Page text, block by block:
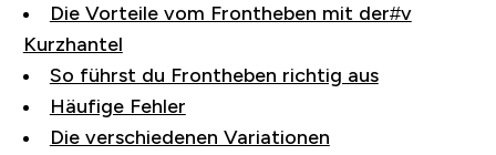
Die Vorteile vom Frontheben mit der#v
Kurzhantel
So führst du Frontheben richtig aus
Häufige Fehler
Die verschiedenen Variationen